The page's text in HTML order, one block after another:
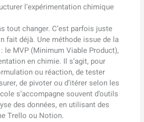
l’expérimentation chimique
tout changer. C’est parfois juste
fait déjà. Une méthode issue de la
le MVP (Minimum Viable Product),
en chimie. Il s’agit, pour
ou réaction, de tester
de pivoter ou d’itérer selon les
s’accompagne souvent d’outils
des données, en utilisant des
Trello ou Notion.